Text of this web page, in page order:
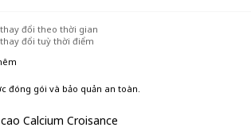
đổi theo thời gian
đổi tuỳ thời điểm
đóng gói và bảo quản an toàn.
Calcium Croisance